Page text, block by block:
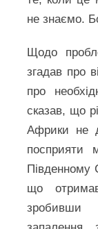
не знаємо.
Щодо
згадав про
про
сказав, що
Африки не
посприяти
Південному
що
зробивши